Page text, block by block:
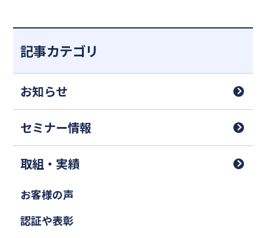
記事カテゴリ
お知らせ
セミナー情報
取組・実績
お客様の声
認証や表彰